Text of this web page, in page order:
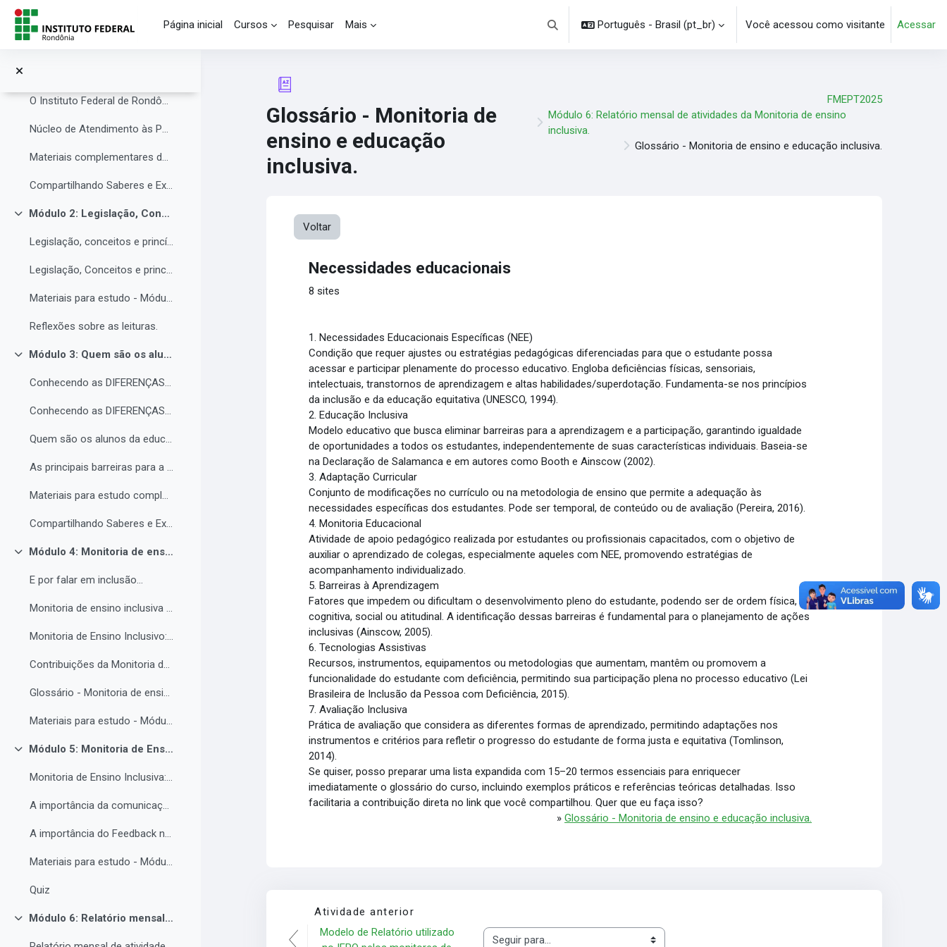
Ir para o conteúdo principal
Página inicial
Cursos Pesquisar Mais
Alternar entrada de pesquisa
Português - Brasil ‎(pt_br)‎ Você acessou como visitante Acessar
Avisos
O Instituto Federal de Rondônia - IFRO
Núcleo de Atendimento às Pessoas com Necessidades Educacionais Específicas (NAPNE)
Materiais complementares do Módulo 1
Compartilhando Saberes e Experiências.
Contrair
Módulo 2: Legislação, Conceitos e princípios da educação inclusiva.
Legislação, conceitos e princípios da educação inclusiva.
Legislação, Conceitos e princípios da educação inclusiva (parte 2)
Materiais para estudo - Módulo 2.
Reflexões sobre as leituras.
Contrair
Módulo 3: Quem são os alunos da educação inclusiva.
Conhecendo as DIFERENÇAS para promover a IGUALDADE com EQUIDADE.
Conhecendo as DIFERENÇAS para promover a IGUALDADE com EQUIDADE.
Quem são os alunos da educação inclusiva.
As principais barreiras para a inclusão.
Materiais para estudo complementar - Módulo 3.
Compartilhando Saberes e Experiências. 2
Contrair
Módulo 4: Monitoria de ensino inclusiva no processo formativo de estudantes com Necessidades Educacionais Específicas - NEE no contexto da Educação Profissional e Tecnológica.
E por falar em inclusão...
Monitoria de ensino inclusiva junto a estudante com Necessidades Educacionais Específicas - NEE no contexto da Educação Profissional e Tecnológica.
Monitoria de Ensino Inclusivo: Conceitos e Objetivos.
Contribuições da Monitoria de ensino inclusiva para o estudante com Necessidades Educacionais Específicas.
Glossário - Monitoria de ensino e educação inclusiva.
Materiais para estudo - Módulo 4.
Contrair
Módulo 5: Monitoria de Ensino Inclusiva, comunicação e feedback.
Monitoria de Ensino Inclusiva: comunicação e feedback.
A importância da comunicação entre o(a) monitor(a) e o estudantes PNE.
A importância do Feedback na monitoria de ensino inclusiva.
Materiais para estudo - Módulo 5.
Quiz
Contrair
Módulo 6: Relatório mensal de atividades da Monitoria de ensino inclusiva.
Glossário - Monitoria de
ensino e educação
inclusiva.
FMEPT2025
Módulo 6: Relatório mensal de atividades da Monitoria de ensino
inclusiva.
Glossário - Monitoria de ensino e educação inclusiva.
Voltar
Necessidades educacionais
8 sites
1. Necessidades Educacionais Específicas (NEE)
Condição que requer ajustes ou estratégias pedagógicas diferenciadas para que o estudante possa
acessar e participar plenamente do processo educativo. Engloba deficiências físicas, sensoriais,
intelectuais, transtornos de aprendizagem e altas habilidades/superdotação. Fundamenta-se nos princípios
da inclusão e da educação equitativa (UNESCO, 1994).
2. Educação Inclusiva
Modelo educativo que busca eliminar barreiras para a aprendizagem e a participação, garantindo igualdade
de oportunidades a todos os estudantes, independentemente de suas características individuais. Baseia-se
na Declaração de Salamanca e em autores como Booth e Ainscow (2002).
3. Adaptação Curricular
Conjunto de modificações no currículo ou na metodologia de ensino que permite a adequação às
necessidades específicas dos estudantes. Pode ser temporal, de conteúdo ou de avaliação (Pereira, 2016).
4. Monitoria Educacional
Atividade de apoio pedagógico realizada por estudantes ou profissionais capacitados, com o objetivo de
auxiliar o aprendizado de colegas, especialmente aqueles com NEE, promovendo estratégias de
acompanhamento individualizado.
5. Barreiras à Aprendizagem
Fatores que impedem ou dificultam o desenvolvimento pleno do estudante, podendo ser de ordem física,
cognitiva, social ou atitudinal. A identificação dessas barreiras é fundamental para o planejamento de ações
inclusivas (Ainscow, 2005).
6. Tecnologias Assistivas
Recursos, instrumentos, equipamentos ou metodologias que aumentam, mantêm ou promovem a
funcionalidade do estudante com deficiência, permitindo sua participação plena no processo educativo (Lei
Brasileira de Inclusão da Pessoa com Deficiência, 2015).
7. Avaliação Inclusiva
Prática de avaliação que considera as diferentes formas de aprendizado, permitindo adaptações nos
instrumentos e critérios para refletir o progresso do estudante de forma justa e equitativa (Tomlinson,
2014).
Se quiser, posso preparar uma lista expandida com 15–20 termos essenciais para enriquecer
imediatamente o glossário do curso, incluindo exemplos práticos e referências teóricas detalhadas. Isso
facilitaria a contribuição direta no link que você compartilhou. Quer que eu faça isso?
»Glossário - Monitoria de ensino e educação inclusiva.
Atividade anterior
Modelo de Relatório utilizado